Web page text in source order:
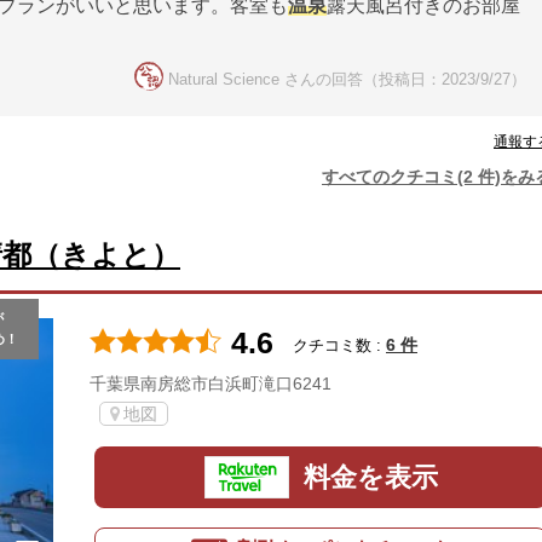
ランがいいと思います。客室も温泉露天風呂付きのお部屋
Natural Science さんの回答（投稿日：2023/9/27）
通報す
すべてのクチコミ(2 件)をみ
（きよと）
4.6 クチコミ数 : 6 件
千葉県南房総市白浜町滝口6241
地図
料金を表示